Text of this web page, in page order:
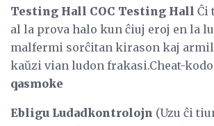
Testing Hall COC Testing Hall Ĉi
al la prova halo kun ĉiuj eroj en la
malfermi sorĉitan kirason kaj
kaŭzi vian ludon frakasi.Cheat-
qasmoke
Ebligu Ludadkontrolojn (Uzu ĉi